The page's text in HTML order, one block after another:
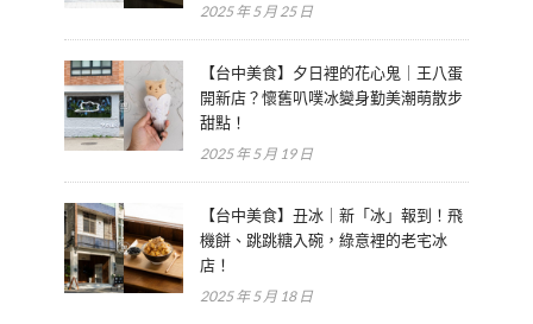
2025 年 5 月 25 日
【台中美食】夕日裡的花心鬼｜王八蛋
開新店？懷舊叭噗冰變身勤美潮萌散步
甜點！
2025 年 5 月 19 日
【台中美食】丑冰｜新「冰」報到！飛
機餅、跳跳糖入碗，綠意裡的老宅冰
店！
2025 年 5 月 18 日